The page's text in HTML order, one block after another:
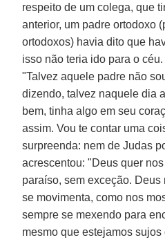
respeito de um colega, que
anterior, um padre ortodoxo
ortodoxos) havia dito que
isso não teria ido para o
"Talvez aquele padre não
dizendo, talvez naquele dia
bem, tinha algo em seu
assim. Vou te contar uma
surpreenda: nem de Judas
acrescentou: "Deus quer
paraíso, sem exceção.
se movimenta, como nos
sempre se mexendo para
mesmo que estejamos